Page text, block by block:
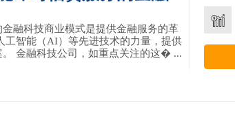
融科技商业模式是提供金融服务的革
工智能（AI）等先进技术的力量，提供
。 金融科技公司，如重点关注的这� ...